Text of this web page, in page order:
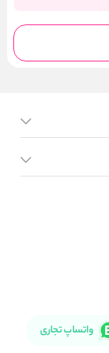
واتساپ تجاری